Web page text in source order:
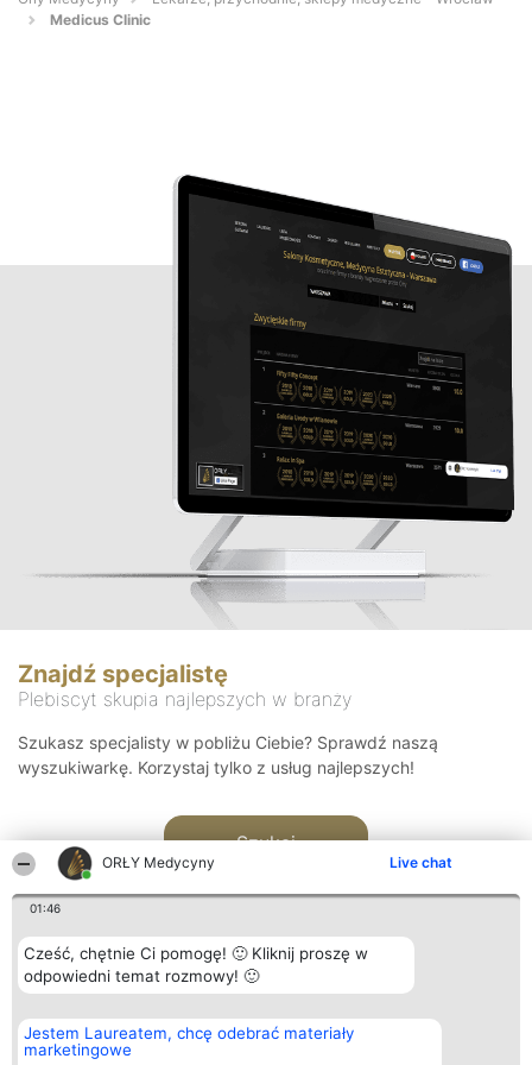
ORŁY Medycyny Live chat
01:46
Cześć, chętnie Ci pomogę! 🙂 Kliknij proszę w
odpowiedni temat rozmowy! 🙂
Jestem Laureatem, chcę odebrać materiały
marketingowe
Medicus Clinic
Znajdź specjalistę
Plebiscyt skupia najlepszych w branży
Szukasz specjalisty w pobliżu Ciebie? Sprawdź naszą
wyszukiwarkę. Korzystaj tylko z usług najlepszych!
Szukaj
Organizator plebiscytu
Bright Side Solutions sp. z o.
o. sp. k.
Plebiscyt
Laureaci
Kontakt
Kontakt